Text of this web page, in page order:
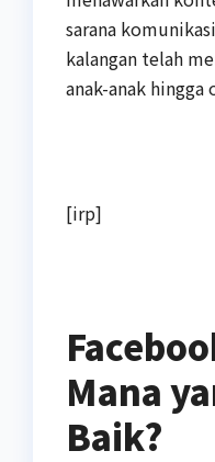
sarana
kalangan telah
anak-anak hingga
[irp]
Mana
Baik?